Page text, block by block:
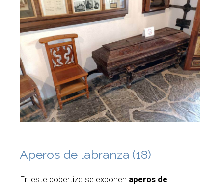
Aperos de labranza (18)
En este cobertizo se exponen aperos de